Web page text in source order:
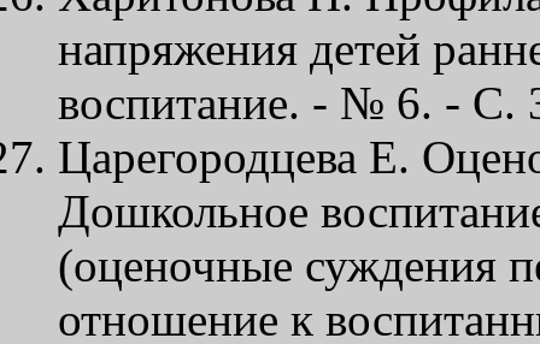
напряжения детей
воспитание. - № 6. - С.
Царегородцева Е.
Дошкольное
(оценочные суждения
отношение к